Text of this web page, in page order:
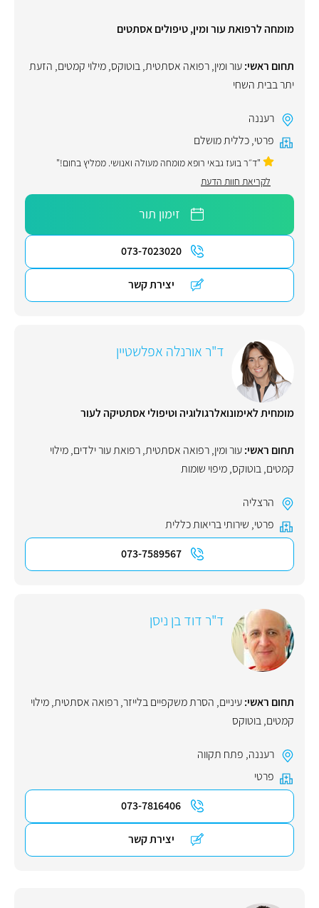
מומחה לרפואת עור ומין, טיפולים אסתטים
תחום ראשי:עור ומין,רפואה אסתטית,בוטוקס,מילוי קמטים, הזעת
יתר בבית השחי
רעננה
פרטי,כללית מושלם
"ד״ר בועז גבאי רופא מומחה מעולה ואנושי. ממליץ בחום!"
לקריאת חוות הדעת
זימון תור
073-7023020
יצירת קשר
ד"ר אורנלה אפלשטיין
מומחית לאימונואלרגולוגיה וטיפולי אסתטיקה לעור
תחום ראשי:עור ומין,רפואה אסתטית,רפואת עור ילדים,מילוי
קמטים,בוטוקס,מיפוי שומות
הרצליה
פרטי, שירותי בריאות כללית
073-7589567
ד"ר דוד בן ניסן
תחום ראשי:עיניים, הסרת משקפיים בלייזר,רפואה אסתטית,מילוי
קמטים,בוטוקס
רעננה, פתח תקווה
פרטי
073-7816406
יצירת קשר